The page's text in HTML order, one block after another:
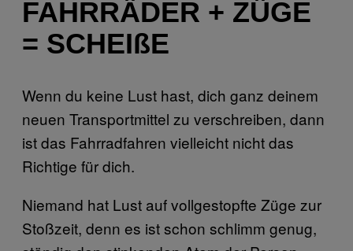
FAHRRÄDER + ZÜGE
= SCHEIßE
Wenn du keine Lust hast, dich ganz deinem
neuen Transportmittel zu verschreiben, dann
ist das Fahrradfahren vielleicht nicht das
Richtige für dich.
Niemand hat Lust auf vollgestopfte Züge zur
Stoßzeit, denn es ist schon schlimm genug,